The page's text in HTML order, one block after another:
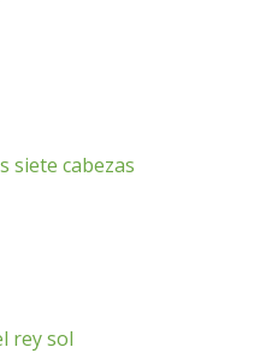
siete cabezas
rey sol